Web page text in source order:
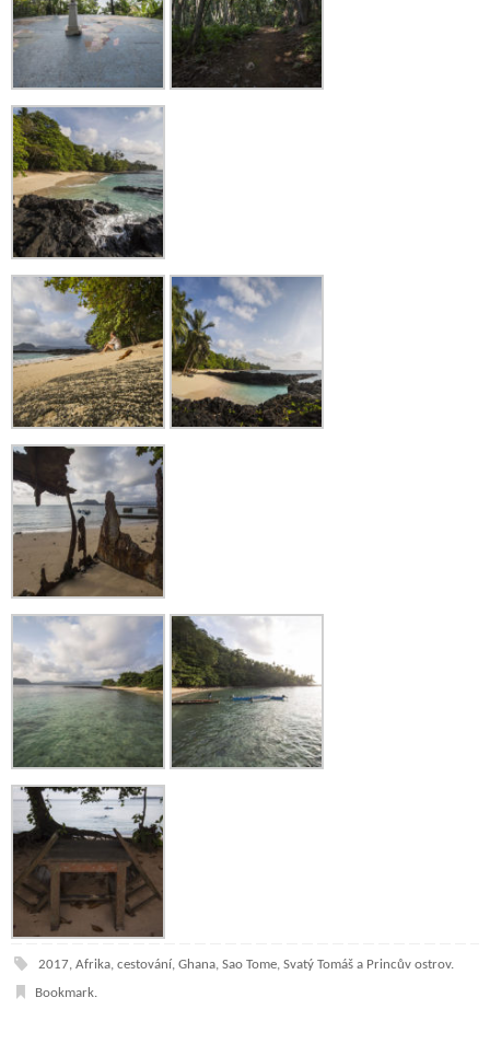
2017, Afrika, cestování, Ghana, Sao Tome, Svatý Tomáš a Princův ostrov.
Bookmark.